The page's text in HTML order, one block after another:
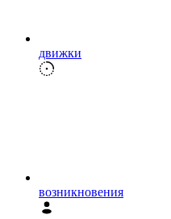
движки
возникновения